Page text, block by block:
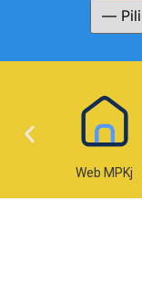
Web MPKj